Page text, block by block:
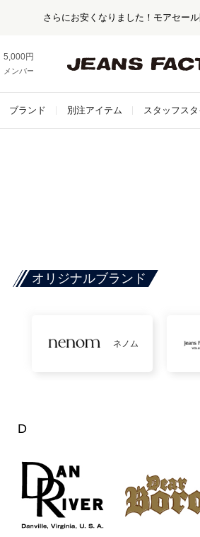
さらにお安くなりました！モアセール開催！対象
5,000円以上お買い上げで送料無料！
メンバー登録でお得な情報をゲット。さらに詳しく
ブランド 別注アイテム スタッフス
オリジナルブランド
ネノム
D